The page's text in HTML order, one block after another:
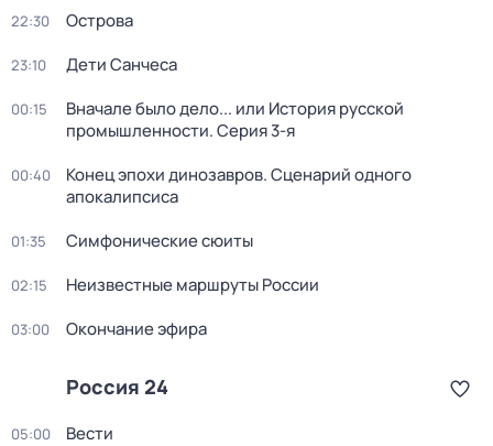
22:30 Острова
23:10 Дети Санчеса
00:15
Вначале было дело... или История русской
промышленности. Серия 3-я
00:40
Конец эпохи динозавров. Сценарий одного
апокалипсиса
01:35 Симфонические сюиты
02:15 Неизвестные маршруты России
03:00 Окончание эфира
Россия 24
05:00 Вести